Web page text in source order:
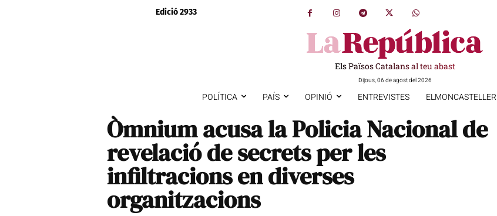
Edició 2933
Els Països Catalans al teu abast
Dijous, 06 de agost del 2026
POLÍTICA PAÍS OPINIÓ ENTREVISTES ELMONCASTELLER
Òmnium acusa la Policia Nacional de
revelació de secrets per les
infiltracions en diverses
organitzacions